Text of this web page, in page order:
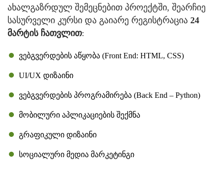
ახალგაზრდულ შემეცნებით პროექტში, შეარჩიე
სასურველი კურსი და გაიარე რეგისტრაცია 24
მარტის ჩათვლით:
ვებგვერდების აწყობა (Front End: HTML, CSS)
UI/UX დიზაინი
ვებგვერდების პროგრამირება (Back End – Python)
მობილური აპლიკაციების შექმნა
გრაფიკული დიზაინი
სოციალური მედია მარკეტინგი